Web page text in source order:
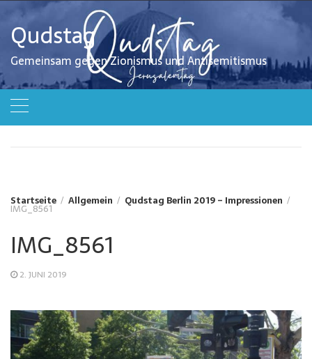
Zum
Inhalt
springen
Qudstag
Gemeinsam gegen Zionismus und Antisemitismus
Startseite Allgemein Qudstag Berlin 2019 – Impressionen
IMG_8561
IMG_8561
2. JUNI 2019